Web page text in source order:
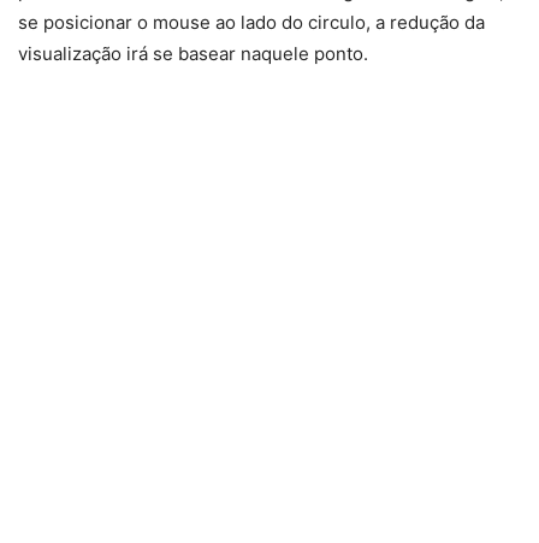
se posicionar o mouse ao lado do circulo, a redução da
visualização irá se basear naquele ponto.